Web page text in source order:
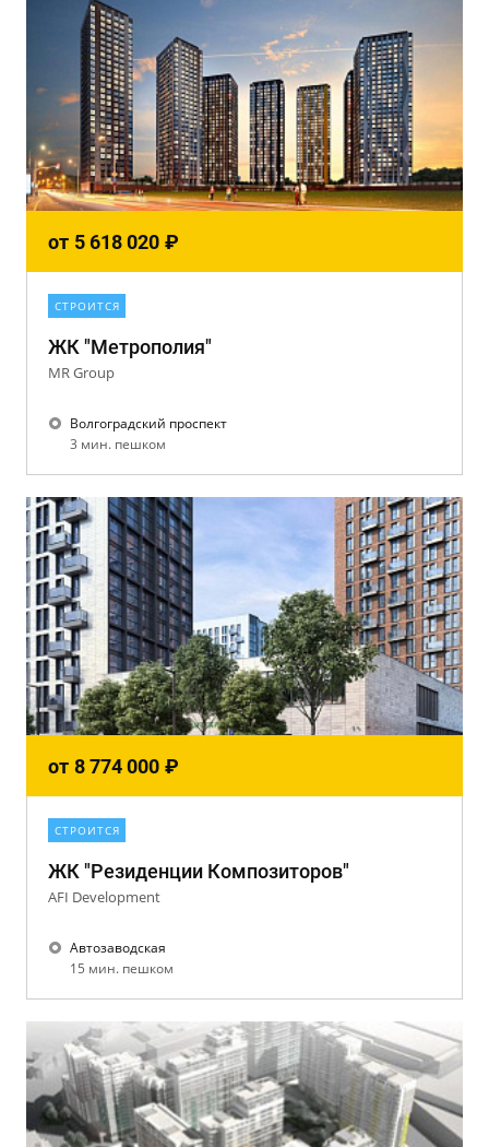
от 5 618 020 ₽
СТРОИТСЯ
ЖК "Метрополия"
MR Group
Волгоградский проспект
3 мин. пешком
от 8 774 000 ₽
СТРОИТСЯ
ЖК "Резиденции Композиторов"
AFI Development
Автозаводская
15 мин. пешком